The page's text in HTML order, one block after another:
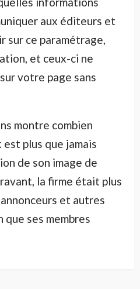
aux éditeurs et
sur ce paramétrage,
et ceux-ci ne
votre page sans
montre combien
est plus que jamais
de son image de
la firme était plus
et autres
que ses membres